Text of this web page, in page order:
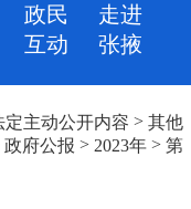
政民
互动
走进
张掖
定主动公开内容 >其他
政府公报 > 2023年 >第